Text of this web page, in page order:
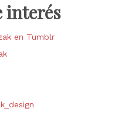
interés
en Tumblr